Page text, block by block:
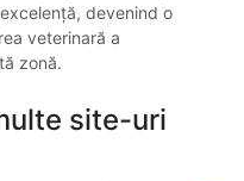
devenind o
veterinară a
zonă.
site-uri